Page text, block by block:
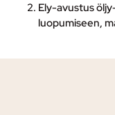
Ely-avustus
luopumiseen,